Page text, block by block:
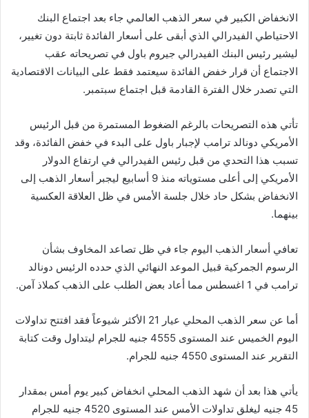
الانخفاض الكبير في سعر الذهب العالمي جاء بعد اجتماع البنك
الاحتياطي الفيدرالي الذي أبقى على أسعار الفائدة ثابتة دون تغيير،
ليشير رئيس البنك الفيدرالي جيروم باول في تصريحاته عقب
الاجتماع أن قرار خفض الفائدة سيعتمد فقط على البيانات الاقتصادية
التي تصدر خلال الفترة القادمة قبل اجتماع سبتمبر.
تأتي هذه التصريحات بالرغم الضغوط المستمرة من قبل الرئيس
الأمريكي دونالد ترامب لإجبار باول على البدء في خفض الفائدة، وقد
تسبب هذا التحدي من قبل رئيس الفيدرالي في ارتفاع الدولار
الأمريكي إلى أعلى مستوياته منذ 9 أسابيع ليجبر أسعار الذهب إلى
الانخفاض بشكل حاد خلال جلسة الأمس في ظل العلاقة العكسية
بينهما.
تعافي أسعار الذهب اليوم جاء في ظل تصاعد المخاوف بشأن
الرسوم الجمركية قبيل الموعد النهائي الذي حدده الرئيس دونالد
ترامب في 1 اغسطس مما أعاد بعض الطلب على الذهب كملاذ آمن.
أما عن سعر الذهب المحلي عيار 21 الأكثر شيوعاً فقد افتتح تداولات
اليوم الخميس عند المستوى 4555 جنيه للجرام ليتداول وقت كتابة
التقرير عند المستوى 4550 جنيه للجرام.
يأتي هذا بعد أن شهد الذهب المحلي انخفاض كبير يوم أمس بمقدار
45 جنيه ليغلق تداولات الأمس عند المستوى 4520 جنيه للجرام